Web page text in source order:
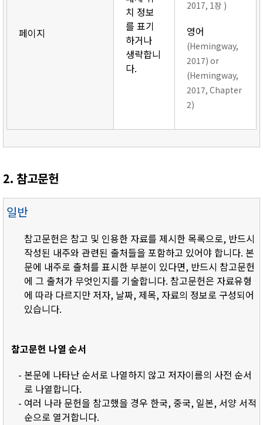
페이지
치 정보
를 표기
하거나
생략합니
다.
2017, 1장 )
영어
(Hemingway,
2017) or
(Hemingway,
2017, Chapter
2)
2. 참고문헌
일반
참고문헌은 참고 및 인용한 자료를 제시한 목록으로, 반드시
작성된 내주와 관련된 출처들을 포함하고 있어야 합니다. 본
문에 내주로 출처를 표시한 부분이 있다면, 반드시 참고문헌
에 그 출처가 무엇인지를 기술합니다. 참고문헌은 자료유형
에 따라 다르지만 저자, 날짜, 제목, 자료의 정보로 구성되어
있습니다.
참고문헌 나열 순서
- 본문에 나타난 순서로 나열하지 않고 저자이름의 사전 순서
로 나열합니다.
- 여러 나라 문헌을 참고했을 경우 한국, 중국, 일본, 서양 서적
순으로 열거합니다.